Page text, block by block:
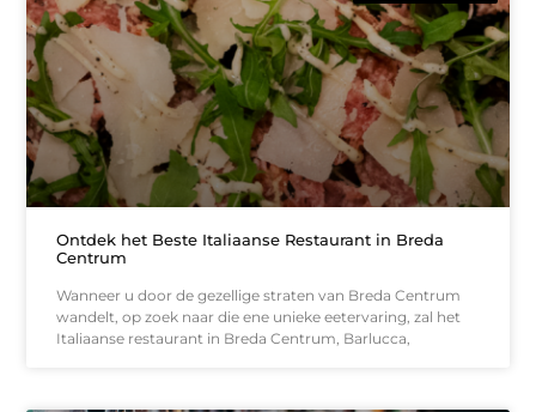
Ontdek het Beste Italiaanse Restaurant in Breda
Centrum
Wanneer u door de gezellige straten van Breda Centrum
wandelt, op zoek naar die ene unieke eetervaring, zal het
Italiaanse restaurant in Breda Centrum, Barlucca,